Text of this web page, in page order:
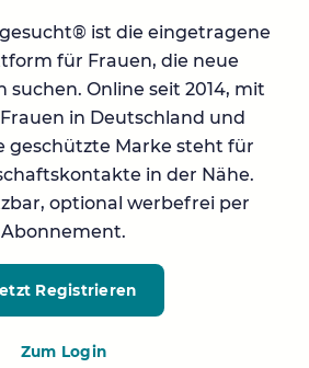
ist die eingetragene
für Frauen, die neue
suchen. Online seit 2014, mit
in Deutschland und
geschützte Marke steht für
in der Nähe.
optional werbefrei per
Abonnement.
Registrieren
Zum Login